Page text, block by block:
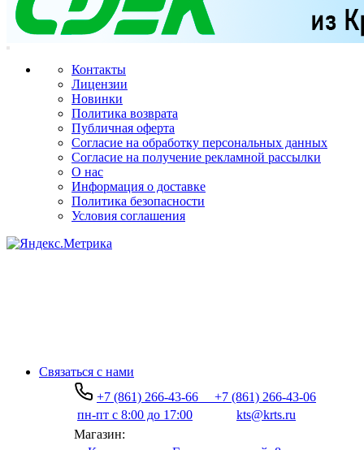
Контакты
Лицензии
Новинки
Политика возврата
Публичная оферта
Согласие на обработку персональных данных
Согласие на получение рекламной рассылки
О нас
Информация о доставке
Политика безопасности
Условия соглашения
Связаться с нами
+7 (861) 266-43-66
+7 (861) 266-43-06
пн-пт с 8:00 до 17:00
kts@krts.ru
Магазин: